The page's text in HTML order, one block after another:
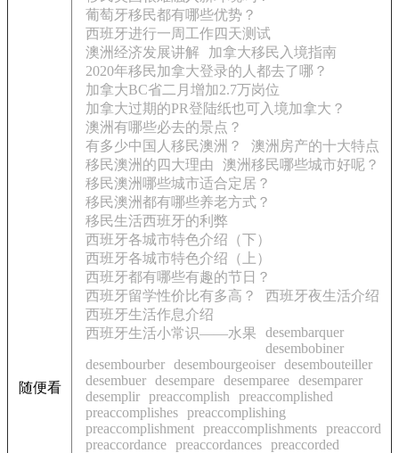
随便看
葡萄牙移民都有哪些优势？
西班牙进行一周工作四天测试
澳洲经济发展讲解
加拿大移民入境指南
2020年移民加拿大登录的人都去了哪？
加拿大BC省二月增加2.7万岗位
加拿大过期的PR登陆纸也可入境加拿大？
澳洲有哪些必去的景点？
有多少中国人移民澳洲？
澳洲房产的十大特点
移民澳洲的四大理由
澳洲移民哪些城市好呢？
移民澳洲哪些城市适合定居？
移民澳洲都有哪些养老方式？
移民生活西班牙的利弊
西班牙各城市特色介绍（下）
西班牙各城市特色介绍（上）
西班牙都有哪些有趣的节日？
西班牙留学性价比有多高？
西班牙夜生活介绍
西班牙生活作息介绍
西班牙生活小常识——水果
desembarquer
desembobiner
desembourber desembourgeoiser desembouteiller
desembuer desempare desemparee desemparer
desemplir preaccomplish
preaccomplished
preaccomplishes preaccomplishing
preaccomplishment preaccomplishments preaccord
preaccordance preaccordances preaccorded